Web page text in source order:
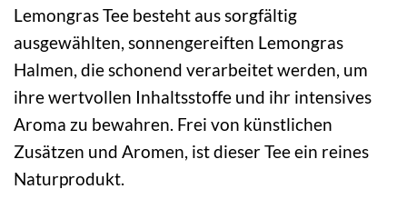
Lemongras Tee besteht aus sorgfältig
ausgewählten, sonnengereiften Lemongras
Halmen, die schonend verarbeitet werden, um
ihre wertvollen Inhaltsstoffe und ihr intensives
Aroma zu bewahren. Frei von künstlichen
Zusätzen und Aromen, ist dieser Tee ein reines
Naturprodukt.